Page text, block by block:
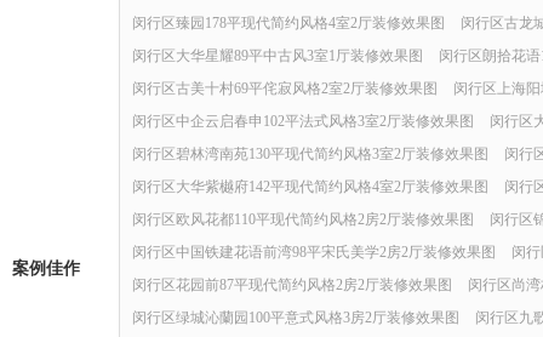
案例佳作
闵行区臻园178平现代简约风格4室2厅装修效果图
闵行区古龙
闵行区大华星耀89平中古风3室1厅装修效果图
闵行区朗拾花
闵行区古美十村69平侘寂风格2室2厅装修效果图
闵行区上海
闵行区中企云启春申102平法式风格3室2厅装修效果图
闵行区
闵行区碧林湾南苑130平现代简约风格3室2厅装修效果图
闵行
闵行区大华紫樾府142平现代简约风格4室2厅装修效果图
闵行
闵行区欧风花都110平现代简约风格2房2厅装修效果图
闵行区
闵行区中国铁建花语前湾98平宋氏美学2房2厅装修效果图
闵
闵行区花园前87平现代简约风格2房2厅装修效果图
闵行区尚
闵行区绿城沁蘭园100平意式风格3房2厅装修效果图
闵行区九